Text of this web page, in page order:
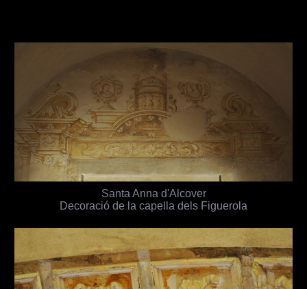
Santa Anna d'Alcover
Decoració de la capella dels Figuerola